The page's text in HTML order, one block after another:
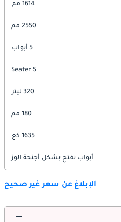
1614 مم
2550 مم
5 أبواب
5 Seater
320 ليتر
180 مم
1635 كغ
أبواب تفتح بشكل أجنحة الوز
الإبلاغ عن سعر غير صحيح